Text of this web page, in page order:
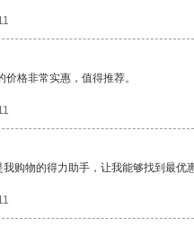
价格非常实惠，值得推荐。
购物的得力助手，让我能够找到最优